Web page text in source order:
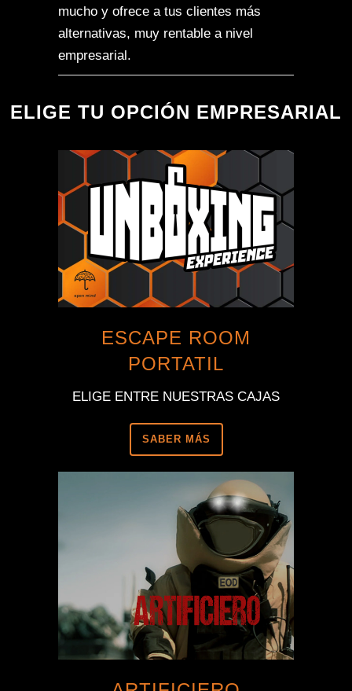
mucho y ofrece a tus clientes más
alternativas, muy rentable a nivel
empresarial.
ELIGE TU OPCIÓN EMPRESARIAL
ESCAPE ROOM
PORTATIL
ELIGE ENTRE NUESTRAS CAJAS
SABER MÁS